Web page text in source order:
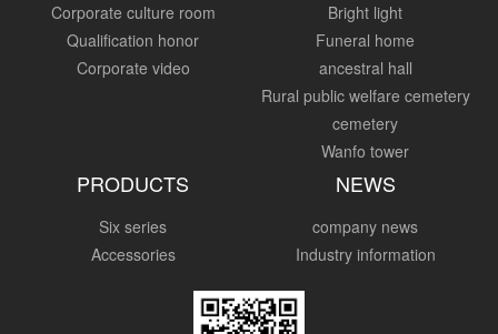
Corporate culture room
Qualification honor
Corporate video
Bright light
Funeral home
ancestral hall
Rural public welfare cemetery
cemetery
Wanfo tower
PRODUCTS
Six series
Accessories
NEWS
company news
Industry information